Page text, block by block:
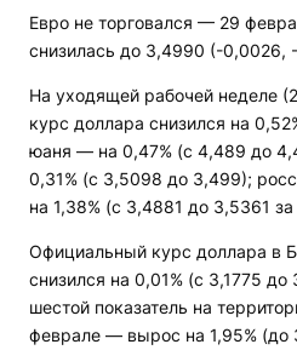
Евро не торговался — 29
снизилась до 3,4990 (-0,0026,
На уходящей рабочей неделе
курс доллара снизился на
юаня — на 0,47% (с 4,489 до
0,31% (с 3,5098 до 3,499);
на 1,38% (с 3,4881 до 3,5361
Официальный курс доллара в
снизился на 0,01% (с 3,1775
шестой показатель на
феврале — вырос на 1,95% (до